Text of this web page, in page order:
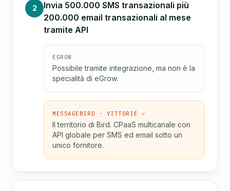
2
Invia 500.000 SMS transazionali più
200.000 email transazionali al mese
tramite API
EGROW
Possibile tramite integrazione, ma non è la
specialità di eGrow.
MESSAGEBIRD · VITTORIE ✓
Il territorio di Bird. CPaaS multicanale con
API globale per SMS ed email sotto un
unico fornitore.